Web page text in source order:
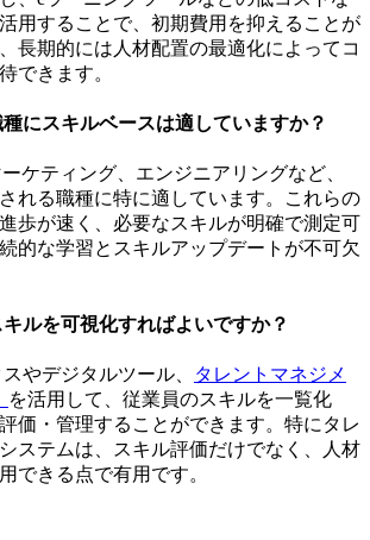
用することで、初期費用を抑えることが
長期的には人材配置の最適化によってコ
できます。
にスキルベースは適していますか？
ケティング、エンジニアリングなど、
れる職種に特に適しています。これらの
歩が速く、必要なスキルが明確で測定可
的な学習とスキルアップデートが不可欠
ルを可視化すればよいですか？
やデジタルツール、
タレントマネジメ
を活用して、従業員のスキルを一覧化
価・管理することができます。特にタレ
ステムは、スキル評価だけでなく、人材
できる点で有用です。